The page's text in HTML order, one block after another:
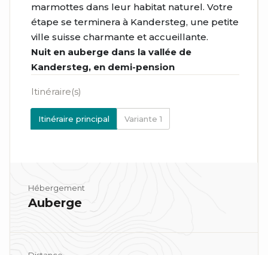
marmottes dans leur habitat naturel. Votre
étape se terminera à Kandersteg, une petite
ville suisse charmante et accueillante.
Nuit en auberge dans la vallée de
Kandersteg, en demi-pension
Itinéraire(s)
Itinéraire principal Variante 1
Hébergement
Auberge